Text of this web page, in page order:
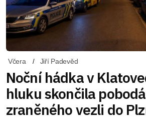
Včera Jiří Padevěd
Noční hádka v
hluku skončila
zraněného vezli do